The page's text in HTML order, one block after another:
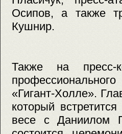
Осипов, а также
Кушнир.
Также на пресс-
«Гигант-Холле».
который
весе с Даниилом